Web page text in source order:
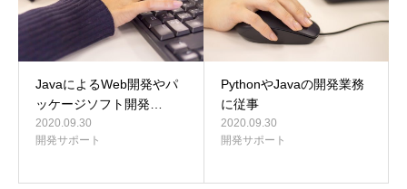
JavaによるWeb開発やパ
ッケージソフト開発…
2020.09.30
開発サポート
PythonやJavaの開発業務
に従事
2020.09.30
開発サポート